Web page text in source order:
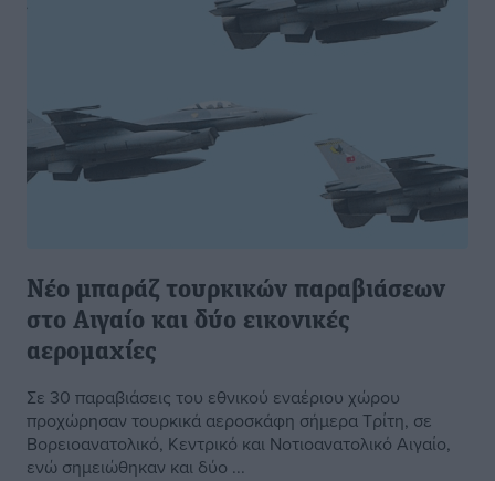
Νέο μπαράζ τουρκικών παραβιάσεων
στο Αιγαίο και δύο εικονικές
αερομαχίες
Σε 30 παραβιάσεις του εθνικού εναέριου χώρου
προχώρησαν τουρκικά αεροσκάφη σήμερα Τρίτη, σε
Βορειοανατολικό, Κεντρικό και Νοτιοανατολικό Αιγαίο,
ενώ σημειώθηκαν και δύο ...